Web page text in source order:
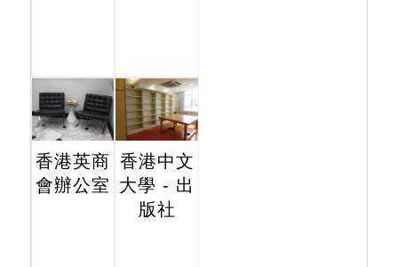
香港英商
會辦公室
香港中文
大學 - 出
版社